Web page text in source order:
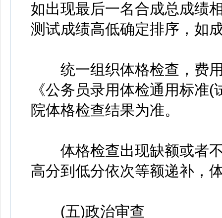
如出现最后一名合成总成绩
测试成绩高低确定排序，如
统一组织体格检查，费用
《公务员录用体检通用标准
院体格检查结果为准。
体格检查出现缺额或者不
高分到低分依次等额递补，
(五)政治审查